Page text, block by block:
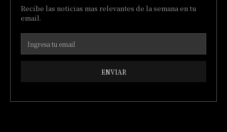
Recibe las noticias mas relevantes de la semana en tu
email.
ENVIAR